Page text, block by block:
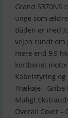
Grand S370NS
unge som
Båden er med
vejen rundt om
mere end 9,9
kortbenet
Kabelstyring
Trækøje - Gribe
Muligt
Overall Cover -